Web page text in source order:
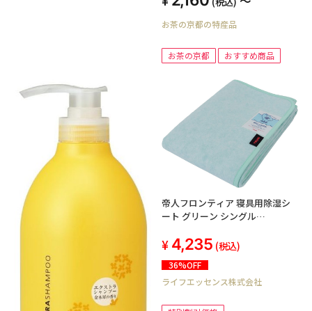
お茶の京都の特産品
お茶の京都 おすすめ商品
帝人フロンティア 寝具用除湿シ
ート グリーン シングル
ダニ抗菌防臭 日本製 ベルオアシ
4,235 (税込)
36%OFF
ライフエッセンス株式会社